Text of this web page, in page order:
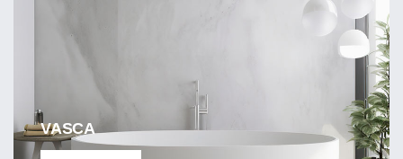
VASCA